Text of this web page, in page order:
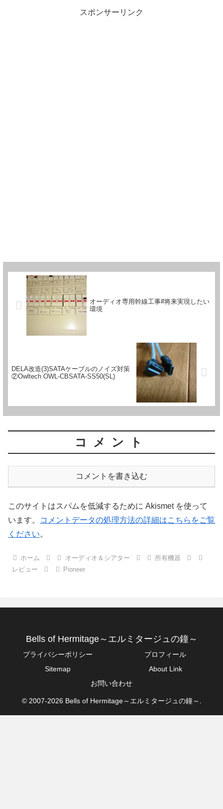
スポンサーリンク
オーディオ専用幹線工事#将来実現したい
環境
DELA改造(3)SATAケーブルのノイズ対策
②Owltech OWL-CBSATA-SS50(SL)
コメント
コメントを書き込む
このサイトはスパムを低減するために Akismet を使って
います。
コメントデータの処理方法の詳細はこちらをご覧
ください。
ホーム オーディオ＆シアター
所有機器
レビュー
Pioneer
Bells of Hermitage～エルミタージュの鐘～
プライバシーポリシー
プロフィール
Sitemap
About Link
お問い合わせ
© 2007-2026 Bells of Hermitage～エルミタージュの鐘～.